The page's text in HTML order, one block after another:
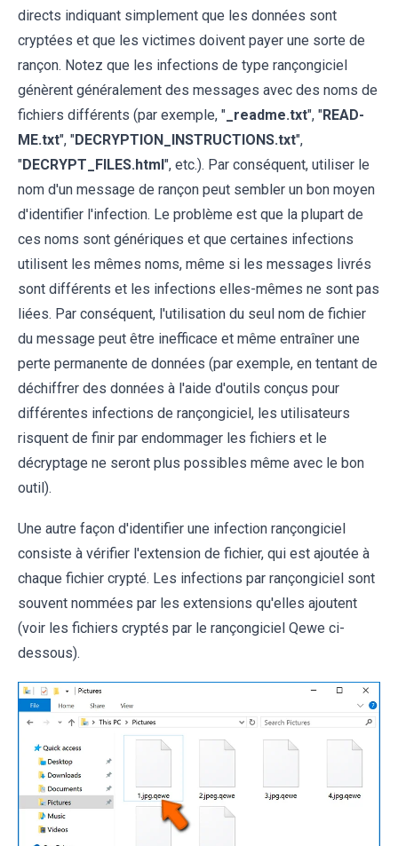
directs indiquant simplement que les données sont
cryptées et que les victimes doivent payer une sorte de
rançon. Notez que les infections de type rançongiciel
génèrent généralement des messages avec des noms de
fichiers différents (par exemple, " _readme.txt", "READ-
ME.txt", "DECRYPTION_INSTRUCTIONS.txt",
"DECRYPT_FILES.html", etc.). Par conséquent, utiliser le
nom d'un message de rançon peut sembler un bon moyen
d'identifier l'infection. Le problème est que la plupart de
ces noms sont génériques et que certaines infections
utilisent les mêmes noms, même si les messages livrés
sont différents et les infections elles-mêmes ne sont pas
liées. Par conséquent, l'utilisation du seul nom de fichier
du message peut être inefficace et même entraîner une
perte permanente de données (par exemple, en tentant de
déchiffrer des données à l'aide d'outils conçus pour
différentes infections de rançongiciel, les utilisateurs
risquent de finir par endommager les fichiers et le
décryptage ne seront plus possibles même avec le bon
outil).
Une autre façon d'identifier une infection rançongiciel
consiste à vérifier l'extension de fichier, qui est ajoutée à
chaque fichier crypté. Les infections par rançongiciel sont
souvent nommées par les extensions qu'elles ajoutent
(voir les fichiers cryptés par le rançongiciel Qewe ci-
dessous).